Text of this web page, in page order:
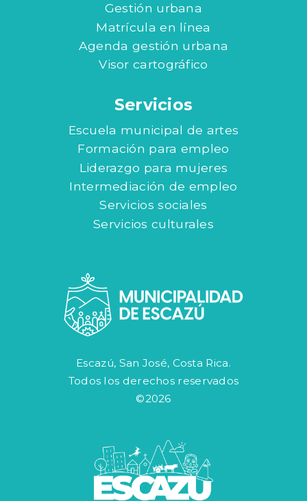
Gestión urbana
Matrícula en línea
Agenda gestión urbana
Visor cartográfico
Servicios
Escuela municipal de artes
Formación para empleo
Liderazgo para mujeres
Intermediación de empleo
Servicios sociales
Servicios culturales
Escazú, San José, Costa Rica.
Todos los derechos reservados
©2026